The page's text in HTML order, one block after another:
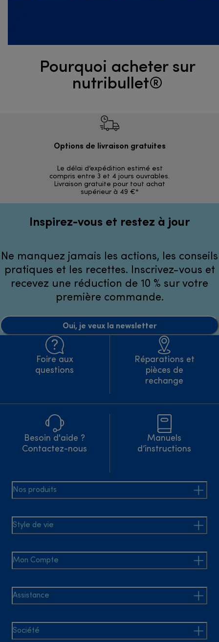
Pourquoi acheter sur
nutribullet®
Options de livraison gratuites
Le délai d’expédition estimé est
compris entre 3 et 4 jours ouvrables.
Livraison gratuite pour tout achat
supérieur à 49 €*
Inspirez-vous et restez à jour
Ne manquez jamais les actions, les conseils
pratiques et les recettes. Inscrivez-vous et
recevez une réduction de 10 % sur votre
première commande.
Oui, je veux la newsletter
Foire aux
questions
Réparations et
pièces de
rechange
Besoin d'aide ?
Contactez-nous
Manuels
d’instructions
Nos produits
Style de vie
Mon Compte
Assistance
Société